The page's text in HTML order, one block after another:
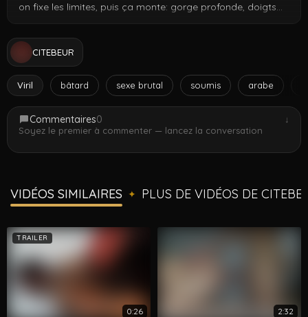
on fixe les limites, puis ça monte: gorge profonde, doigts
mutuellement safe.
CITEBEUR
Viril bâtard sexe brutal soumis arabe
Commentaires0
Soyez le premier à commenter — lancez la conversation
↓
VIDÉOS SIMILAIRES ✦ PLUS DE VIDÉOS DE
TRAILER
0:26 2:32